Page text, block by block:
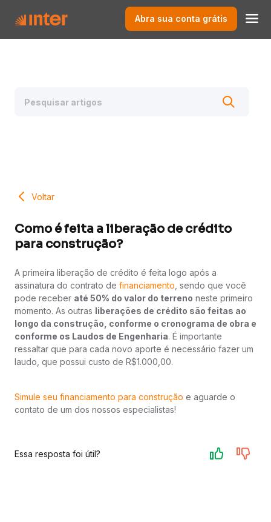
Abra sua conta grátis
Voltar
Como é feita a liberação de crédito
para construção?
A primeira liberação de crédito é feita logo após a
assinatura do contrato de financiamento , sendo que você
pode receber até 50% do valor do terreno neste primeiro
momento. As outras liberações de crédito são feitas ao
longo da construção, conforme o cronograma de obra e
conforme os Laudos de Engenharia. É importante
ressaltar que para cada novo aporte é necessário fazer um
laudo, que possui custo de R$1.000,00.
Simule seu financiamento para construção e aguarde o
contato de um dos nossos especialistas!
Essa resposta foi útil?